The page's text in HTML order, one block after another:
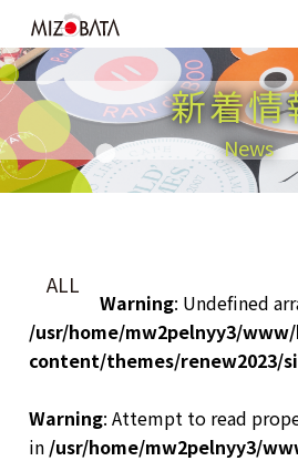
新着情
News
ALL
Warning: Undefined
/usr/home/mw2pelnyy3/
content/themes/renew2023/
Warning: Attempt to read
in /usr/home/mw2pelnyy3/